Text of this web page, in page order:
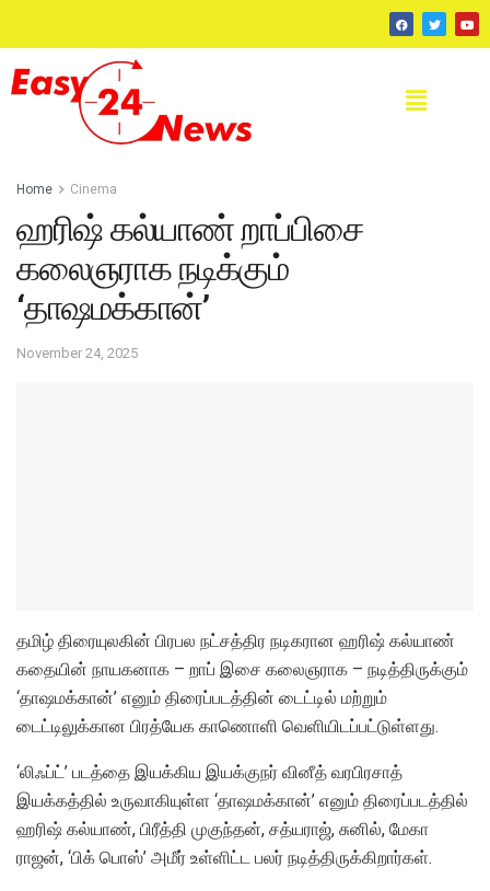
Home Cinema
ஹரிஷ் கல்யாண் றாப்பிசை
கலைஞராக நடிக்கும்
‘தாஷமக்கான்’
November 24, 2025
தமிழ் திரையுலகின் பிரபல நட்சத்திர நடிகரான ஹரிஷ் கல்யாண்
கதையின் நாயகனாக – றாப் இசை கலைஞராக – நடித்திருக்கும்
‘தாஷமக்கான்’ எனும் திரைப்படத்தின் டைட்டில் மற்றும்
டைட்டிலுக்கான பிரத்யேக காணொளி வெளியிடப்பட்டுள்ளது.
‘லிஃப்ட்’ படத்தை இயக்கிய இயக்குநர் வினீத் வரபிரசாத்
இயக்கத்தில் உருவாகியுள்ள ‘தாஷமக்கான்’ எனும் திரைப்படத்தில்
ஹரிஷ் கல்யாண், பிரீத்தி முகுந்தன், சத்யராஜ், சுனில், மேகா
ராஜன், ‘பிக் பொஸ்’ அமீர் உள்ளிட்ட பலர் நடித்திருக்கிறார்கள்.